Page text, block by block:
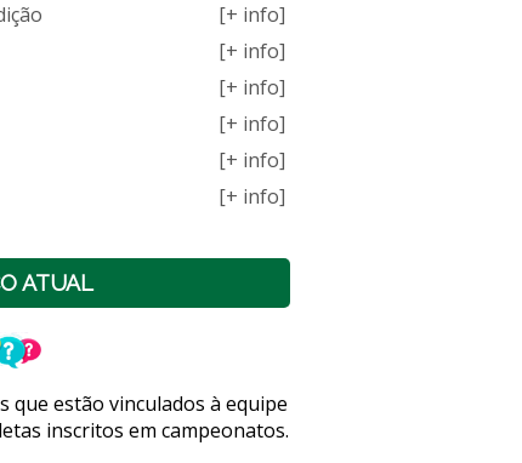
[+ info]
[+ info]
[+ info]
[+ info]
[+ info]
[+ info]
ATUAL
que estão vinculados à equipe
inscritos em campeonatos.